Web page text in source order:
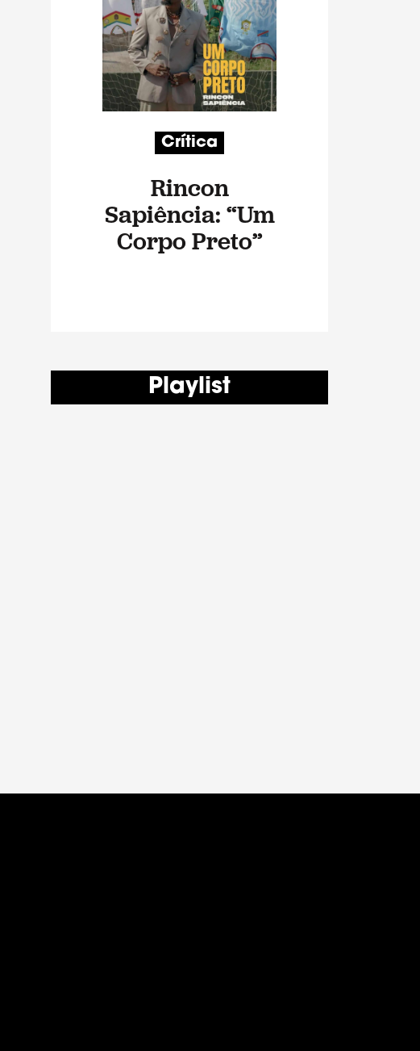
Crítica
Rincon
Sapiência: “Um
Corpo Preto”
Playlist